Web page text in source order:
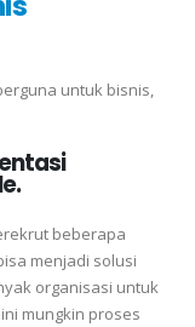
untuk bisnis,
beberapa
menjadi solusi
organisasi untuk
mungkin proses